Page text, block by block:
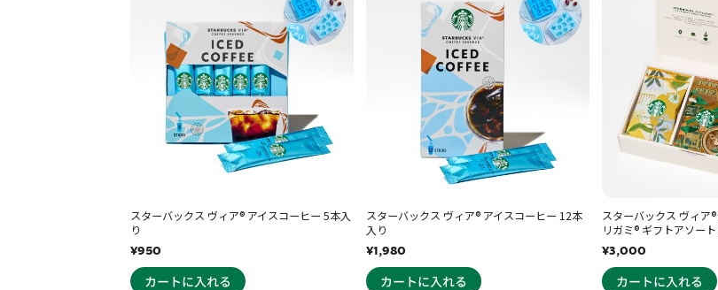
スターバックス ヴィア® アイスコーヒー 5本入
り
¥950
スターバックス ヴィア® アイスコーヒー 12本
入り
¥1,980
スターバックス ヴィア
リガミ® ギフトアソー
¥3,000